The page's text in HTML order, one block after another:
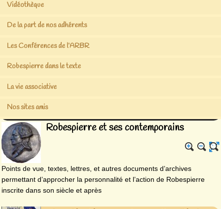
Vidéothèque
De la part de nos adhérents
Les Conférences de l’ARBR
Robespierre dans le texte
La vie associative
Nos sites amis
Robespierre et ses contemporains
Points de vue, textes, lettres, et autres documents d’archives
permettant d’approcher la personnalité et l’action de Robespierre
inscrite dans son siècle et après